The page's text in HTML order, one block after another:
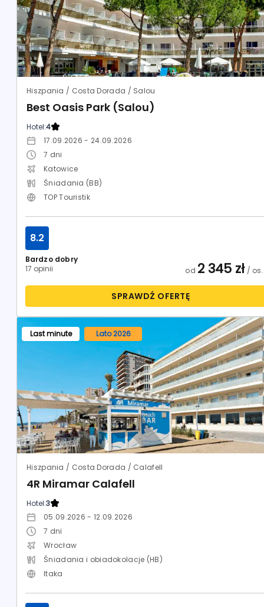
Hiszpania / Costa Dorada / Salou
Best Oasis Park (Salou)
Hotel:4
17.09.2026 - 24.09.2026
7 dni
Katowice
Śniadania (BB)
TOP Touristik
Bardzo dobry
17 opinii
8.2
od 2 345 zł/ os.
SPRAWDŹ OFERTĘ
Last minute Lato 2026
Hiszpania / Costa Dorada / Calafell
4R Miramar Calafell
Hotel:3
05.09.2026 - 12.09.2026
7 dni
Wrocław
Śniadania i obiadokolacje (HB)
Itaka